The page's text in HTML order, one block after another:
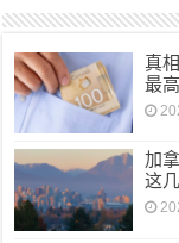
真
最高
加
这